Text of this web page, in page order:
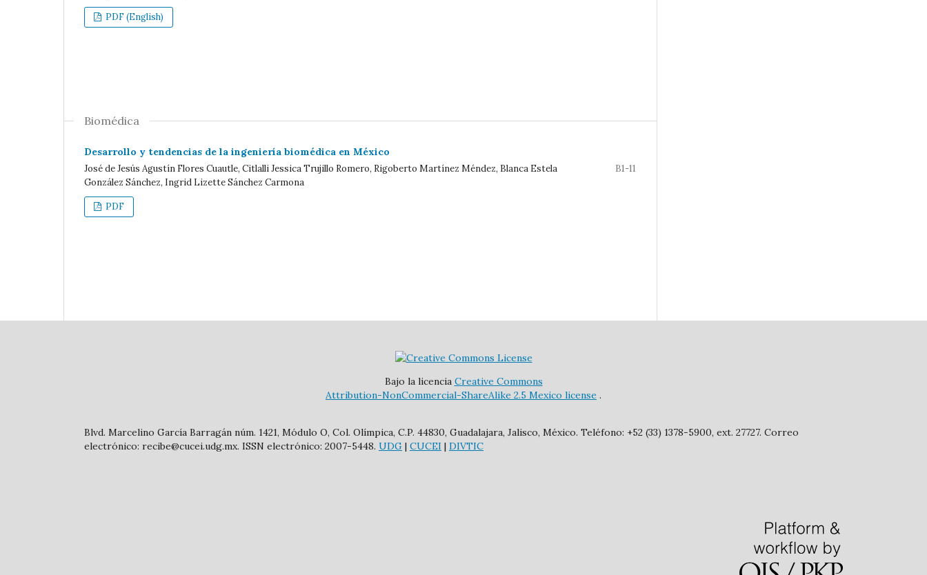
PDF (English)
Biomédica
Desarrollo y tendencias de la ingeniería biomédica en México
José de Jesús Agustín Flores Cuautle, Citlalli Jessica Trujillo Romero, Rigoberto Martínez Méndez, Blanca Estela
González Sánchez, Ingrid Lizette Sánchez Carmona
B1-11
PDF
Bajo la licencia Creative Commons
Attribution-NonCommercial-ShareAlike 2.5 Mexico license .
Blvd. Marcelino García Barragán núm. 1421, Módulo O, Col. Olímpica, C.P. 44830, Guadalajara, Jalisco, México. Teléfono: +52 (33) 1378-5900, ext. 27727. Correo
electrónico: recibe@cucei.udg.mx. ISSN electrónico: 2007-5448. UDG | CUCEI | DIVTIC